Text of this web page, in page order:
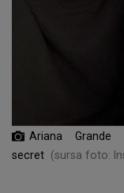
Ariana
secret (sursa foto: